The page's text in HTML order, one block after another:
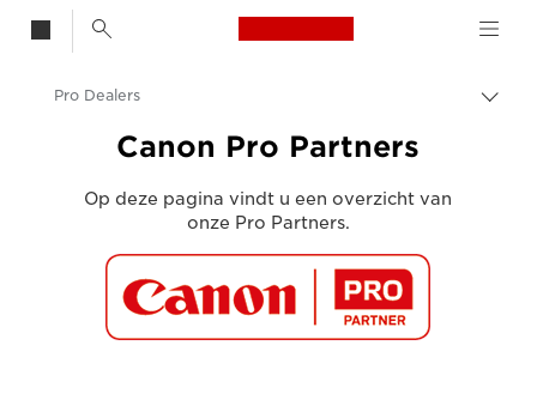
Canon Logo, back
Pro Dealers
Canon Pro Partners
Op deze pagina vindt u een overzicht van
onze Pro Partners.